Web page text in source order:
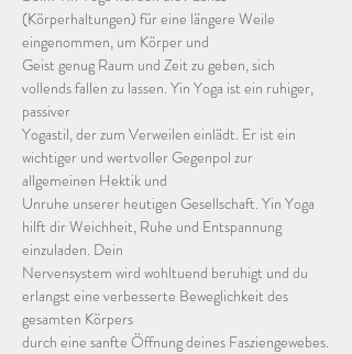
(Körperhaltungen) für eine längere Weile
eingenommen, um Körper und
Geist genug Raum und Zeit zu geben, sich
vollends fallen zu lassen. Yin Yoga ist ein ruhiger,
passiver
Yogastil, der zum Verweilen einlädt. Er ist ein
wichtiger und wertvoller Gegenpol zur
allgemeinen Hektik und
Unruhe unserer heutigen Gesellschaft. Yin Yoga
hilft dir Weichheit, Ruhe und Entspannung
einzuladen. Dein
Nervensystem wird wohltuend beruhigt und du
erlangst eine verbesserte Beweglichkeit des
gesamten Körpers
durch eine sanfte Öffnung deines Fasziengewebes.